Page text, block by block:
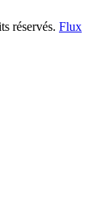
réservés. Flux